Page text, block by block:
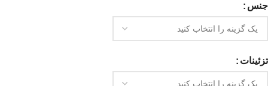
جنس
تزئینات